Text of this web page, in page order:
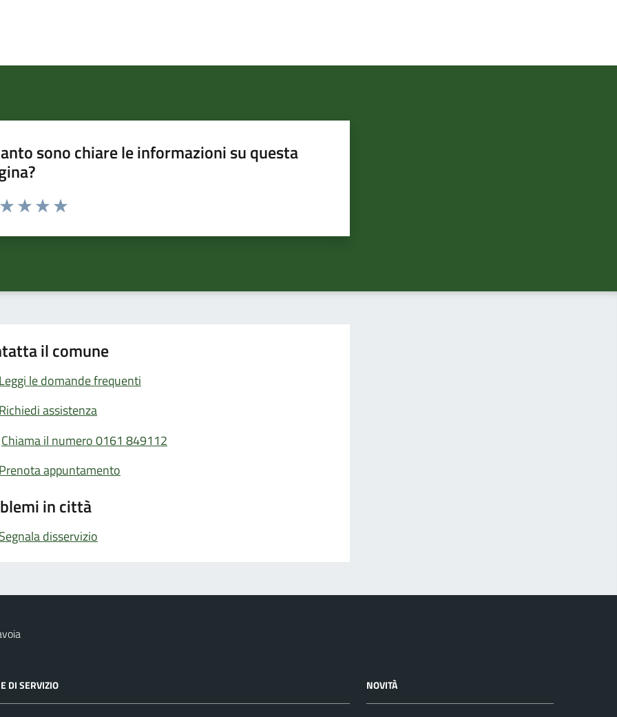
sono chiare le informazioni su questa
da 1 a 5 stelle la pagina
il comune
Leggi le domande frequenti
Richiedi assistenza
Chiama il numero 0161 849112
Prenota appuntamento
in città
Segnala disservizio
DI SERVIZIO NOVITÀ